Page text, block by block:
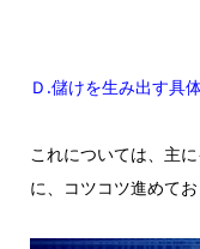
Ｄ.儲けを生み出す具
これについては、主
に、コツコツ進めて